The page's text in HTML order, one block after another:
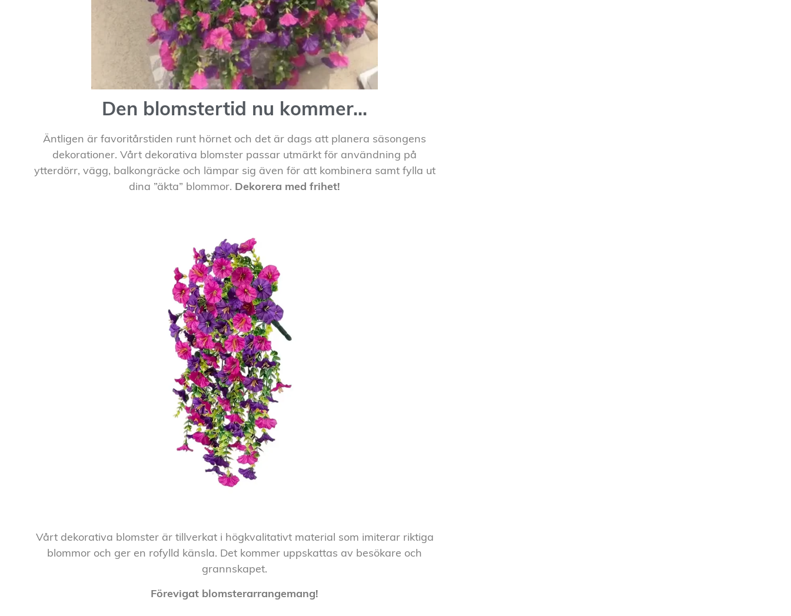
Den blomstertid nu kommer...
Äntligen är favoritårstiden runt hörnet och det är dags att planera säsongens
dekorationer. Vårt dekorativa blomster passar utmärkt för användning på
ytterdörr, vägg, balkongräcke och lämpar sig även för att kombinera samt fylla ut
dina ”äkta” blommor. Dekorera med frihet!
Vårt dekorativa blomster är tillverkat i högkvalitativt material som imiterar riktiga
blommor och ger en rofylld känsla. Det kommer uppskattas av besökare och
grannskapet.
Förevigat blomsterarrangemang!